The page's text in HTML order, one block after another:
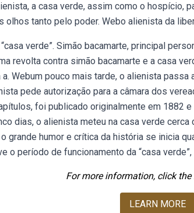
a casa verde, assim como o hospício,
olhos tanto pelo poder. Webo alienista da
verde”. Simão bacamarte, principal
revolta contra simão bacamarte e a casa
Webum pouco mais tarde, o alienista passa
pede autorização para a câmara dos
foi publicado originalmente em 1882
dias, o alienista meteu na casa verde
grande humor e crítica da história se inicia
o período de funcionamento da “casa
For more information, click the
LEARN MORE